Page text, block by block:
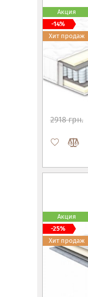
2918 грн.
Акция
-14%
Хит продаж
Акция
-25%
Хит продаж